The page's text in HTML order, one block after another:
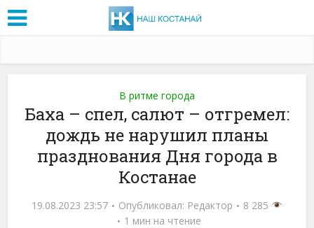
В ритме города
Баха – спел, салют – отгремел:
дождь не нарушил планы
празднования Дня города в
Костанае
19.08.2023 23:57 Опубликовал: Редактор
8 285
1 мин на чтение